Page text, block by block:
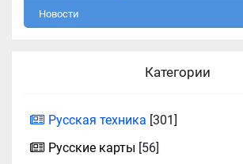
Новости
Категории
Русская техника [301]
Русские карты [56]